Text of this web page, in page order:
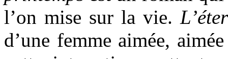
l’on mise sur la vie.
d’une femme aimée,